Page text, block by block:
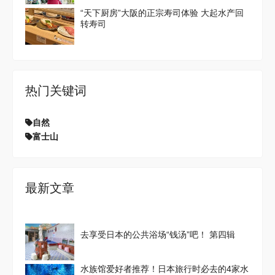
“天下厨房”大阪的正宗寿司体验 大起水产回
转寿司
热门关键词
自然
富士山
最新文章
去享受日本的公共浴场“钱汤”吧！ 第四辑
水族馆爱好者推荐！日本旅行时必去的4家水